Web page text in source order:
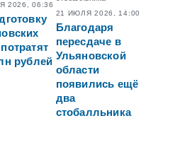
2026, 06:36
рублей
21 ИЮЛЯ 2026, 14:00
Благодаря
пересдаче в
Ульяновской
области
появились ещё
два
стобалльника